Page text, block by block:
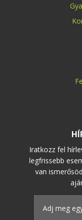
Iratkozz fel
legfrissebb
van